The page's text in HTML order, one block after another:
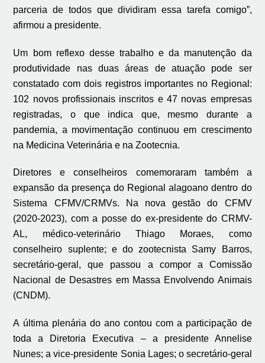
parceria de todos que dividiram essa tarefa comigo”,
afirmou a presidente.
Um bom reflexo desse trabalho e da manutenção da
produtividade nas duas áreas de atuação pode ser
constatado com dois registros importantes no Regional:
102 novos profissionais inscritos e 47 novas empresas
registradas, o que indica que, mesmo durante a
pandemia, a movimentação continuou em crescimento
na Medicina Veterinária e na Zootecnia.
Diretores e conselheiros comemoraram também a
expansão da presença do Regional alagoano dentro do
Sistema CFMV/CRMVs. Na nova gestão do CFMV
(2020-2023), com a posse do ex-presidente do CRMV-
AL, médico-veterinário Thiago Moraes, como
conselheiro suplente; e do zootecnista Samy Barros,
secretário-geral, que passou a compor a Comissão
Nacional de Desastres em Massa Envolvendo Animais
(CNDM).
A última plenária do ano contou com a participação de
toda a Diretoria Executiva – a presidente Annelise
Nunes; a vice-presidente Sonia Lages; o secretário-geral